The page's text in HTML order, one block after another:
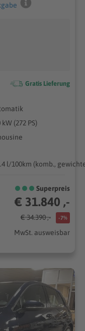
Gratis Lieferung
kW (272 PS)
l/100km (komb.,
Superpreis
€ 31.840 ,-
€ 34.390 ,- -7%
MwSt. ausweisbar